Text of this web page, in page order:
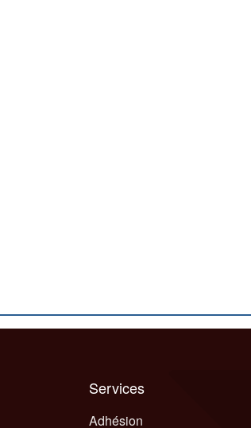
Services
Adhésion